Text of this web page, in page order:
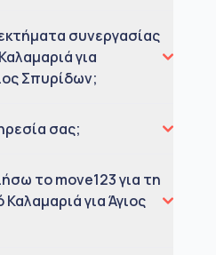
συνεργασίας
για
Σπυρίδων;
σας;
το move123 για τη
για Άγιος